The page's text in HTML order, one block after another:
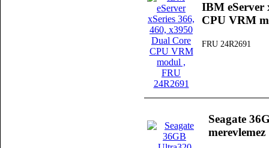
IBM eServer
CPU VRM
FRU 24R2691
Seagate
merevlemez